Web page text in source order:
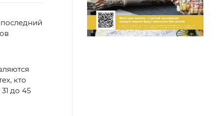
последний
кто
до 45